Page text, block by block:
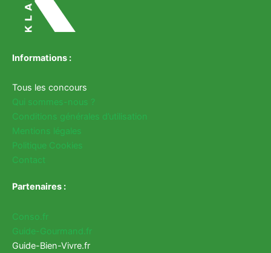
Informations :
Tous les concours
Qui sommes-nous ?
Conditions générales d’utilisation
Mentions légales
Politique Cookies
Contact
Partenaires :
Conso.fr
Guide-Gourmand.fr
Guide-Bien-Vivre.fr